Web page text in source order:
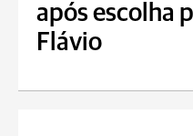
após escolha
Flávio